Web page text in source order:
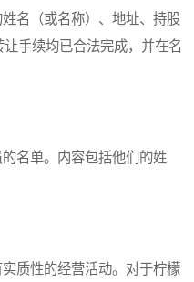
名（或名称）、地址、持股
手续均已合法完成，并在名
名单。内容包括他们的姓
质性的经营活动。对于柠檬